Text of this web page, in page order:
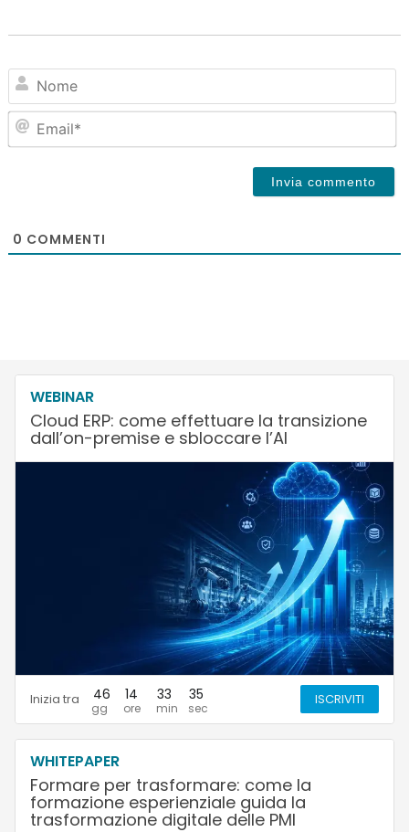
0 COMMENTI
WEBINAR
Cloud ERP: come effettuare la transizione
dall’on-premise e sbloccare l’AI
Inizia tra 46 14 33 34 ISCRIVITI
WHITEPAPER
Formare per trasformare: come la
formazione esperienziale guida la
trasformazione digitale delle PMI